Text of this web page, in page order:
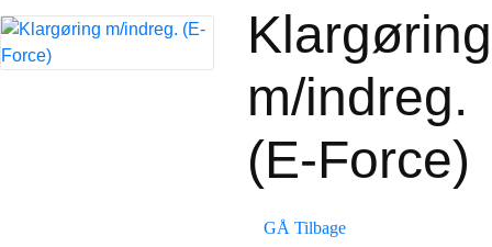
Klargøring
m/indreg.
(E-Force)
GÅ Tilbage